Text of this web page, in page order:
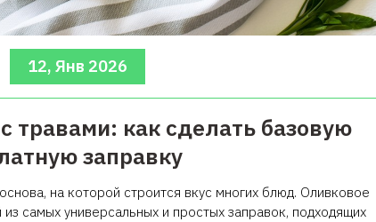
12, Янв 2026
травами: как сделать базовую
заправку
на которой строится вкус многих блюд. Оливковое
самых универсальных и простых заправок, подходящих